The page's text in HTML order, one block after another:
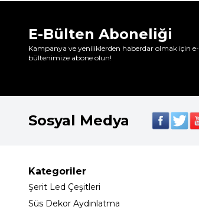
E-Bülten Aboneliği
Kampanya ve yeniliklerden haberdar olmak için e-
bültenimize abone olun!
Sosyal Medya
Kategoriler
Şerit Led Çeşitleri
Süs Dekor Aydınlatma